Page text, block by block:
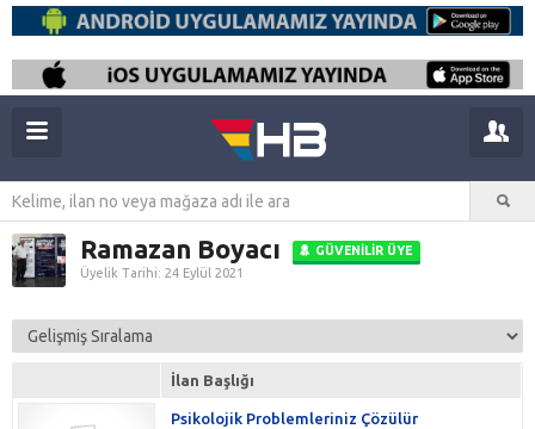
Ramazan Boyacı
GÜVENILIR ÜYE
Üyelik Tarihi: 24 Eylül 2021
İlan Başlığı
Psikolojik Problemleriniz Çözülür